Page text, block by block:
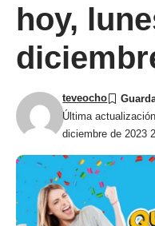
hoy,
Última
diciembre de 2023
teveocho